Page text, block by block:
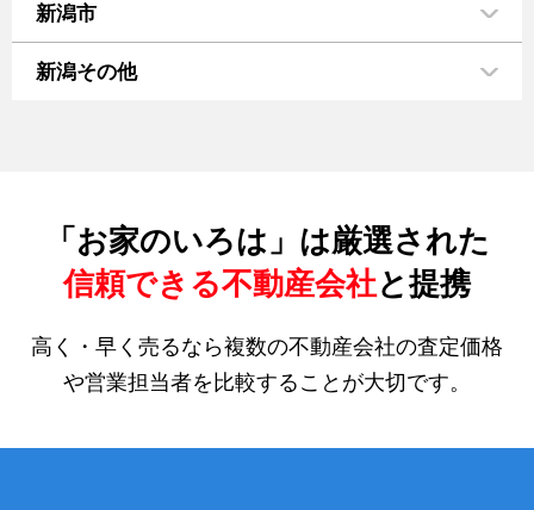
新潟市
新潟その他
「お家のいろは」は厳選された
信頼できる不動産会社と提携
高く・早く売るなら複数の不動産会社の査定価格
や営業担当者を比較することが大切です。